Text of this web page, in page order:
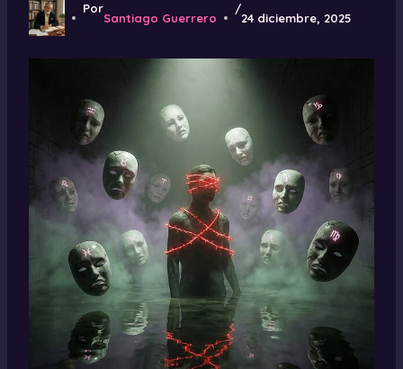
Por
Santiago Guerrero
/
24 diciembre, 2025